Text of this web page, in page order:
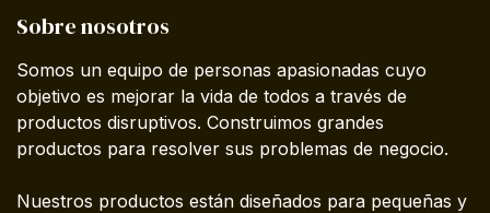
Sobre nosotros
Somos un equipo de personas apasionadas cuyo
objetivo es mejorar la vida de todos a través de
productos disruptivos. Construimos grandes
productos para resolver sus problemas de negocio.
Nuestros productos están diseñados para pequeñas y